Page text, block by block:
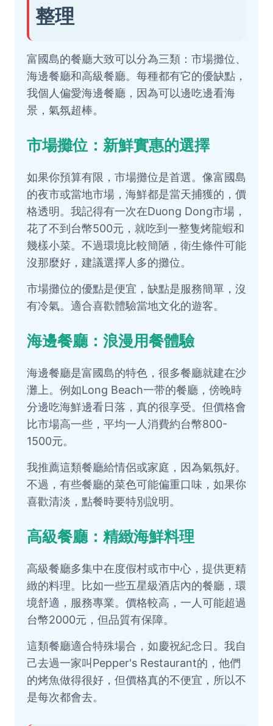
整理
富國島的餐廳大致可以分為三類：市場攤位、
海邊餐廳和高級餐廳。每種都有它的優缺點，
我個人偏愛海邊餐廳，因為可以邊吃邊看海
景，氣氛超棒。
市場攤位：新鮮實惠的選擇
如果你預算有限，市場攤位是首選。像富國島
的夜市或當地市場，海鮮都是當天捕獲的，價
格透明。我記得有一次在Duong Dong市場，
花了不到台幣500元，就吃到一整隻烤龍蝦和
幾樣小菜。不過環境比較簡陋，衛生條件可能
沒那麼好，建議選擇人多的攤位。
市場攤位的優點是便宜，缺點是服務簡單，沒
有冷氣。適合喜歡體驗當地文化的遊客。
海邊餐廳：浪漫用餐體驗
海邊餐廳是富國島的特色，很多餐廳就建在沙
灘上。例如Long Beach一带的餐廳，傍晚時
分邊吃海鮮邊看日落，真的很享受。但價格會
比市場高一些，平均一人消費約台幣800-
1500元。
我推薦這類餐廳給情侶或家庭，因為氣氛好。
不過，有些餐廳的菜色可能偏重口味，如果你
喜歡清淡，點餐時要特別說明。
高級餐廳：精緻海鮮料理
高級餐廳多集中在度假村或市中心，提供更精
緻的料理。比如一些五星級酒店內的餐廳，環
境舒適，服務專業。價格較高，一人可能超過
台幣2000元，但品質有保障。
這類餐廳適合特殊場合，如慶祝紀念日。我自
己去過一家叫Pepper's Restaurant的，他們
的烤魚做得很好，但價格真的不便宜，所以不
是每次都會去。